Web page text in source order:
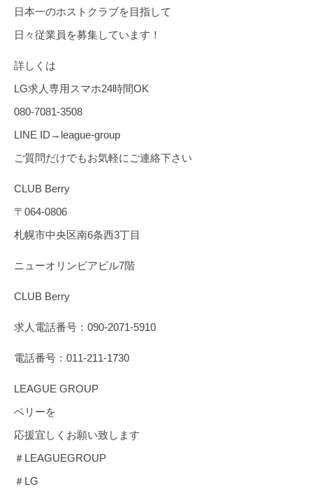
日本一のホストクラブを目指して
日々従業員を募集しています！
詳しくは
LG求人専用スマホ24時間OK
080-7081-3508
LINE ID→league-group
ご質問だけでもお気軽にご連絡下さい
CLUB Berry
〒064-0806
札幌市中央区南6条西3丁目
ニューオリンピアビル7階
CLUB Berry
求人電話番号：090-2071-5910
電話番号：011-211-1730
LEAGUE GROUP
ベリーを
応援宜しくお願い致します
＃LEAGUEGROUP
＃LG